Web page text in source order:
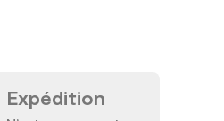
Expédition